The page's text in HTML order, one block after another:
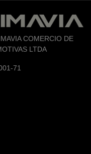
COMERCIO DE
LTDA
71